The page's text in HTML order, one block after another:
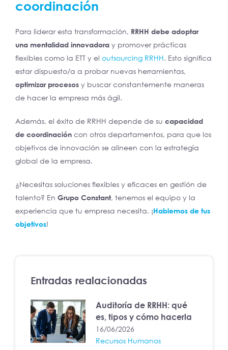
coordinación
Para liderar esta transformación, RRHH debe adoptar
una mentalidad innovadora y promover prácticas
flexibles como la ETT y el outsourcing RRHH. Esto significa
estar dispuesto/a a probar nuevas herramientas,
optimizar procesos y buscar constantemente maneras
de hacer la empresa más ágil.
Además, el éxito de RRHH depende de su capacidad
de coordinación con otros departamentos, para que los
objetivos de innovación se alineen con la estrategia
global de la empresa.
¿Necesitas soluciones flexibles y eficaces en gestión de
talento? En Grupo Constant, tenemos el equipo y la
experiencia que tu empresa necesita. ¡Hablemos de tus
objetivos!
Entradas realacionadas
Auditoría de RRHH: qué
es, tipos y cómo hacerla
16/06/2026
Recursos Humanos